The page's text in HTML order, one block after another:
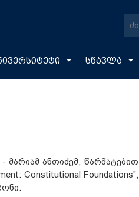
სწავლა
ანთიძემ, წარმატებით
Constitutional Foundations”,